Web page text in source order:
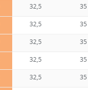
32,5 35
32,5 35
32,5 35
32,5 35
32,5 35